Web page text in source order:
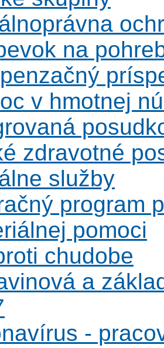
na
v hmotnej
zdravotné
služby
program
pomoci
chudobe
a
-